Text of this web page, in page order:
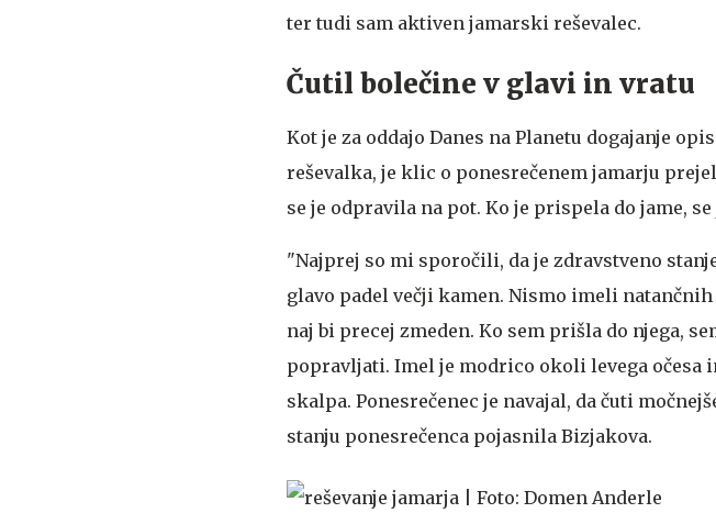
ter tudi sam aktiven jamarski reševalec.
Čutil bolečine v glavi in vratu
Kot je za oddajo Danes na Planetu dogajanje
reševalka, je klic o ponesrečenem jamarju
se je odpravila na pot. Ko je prispela do jame,
"Najprej so mi sporočili, da je zdravstveno
glavo padel večji kamen. Nismo imeli
naj bi precej zmeden. Ko sem prišla do njega,
popravljati. Imel je modrico okoli levega očesa
skalpa. Ponesrečenec je navajal, da čuti
stanju ponesrečenca pojasnila Bizjakova.